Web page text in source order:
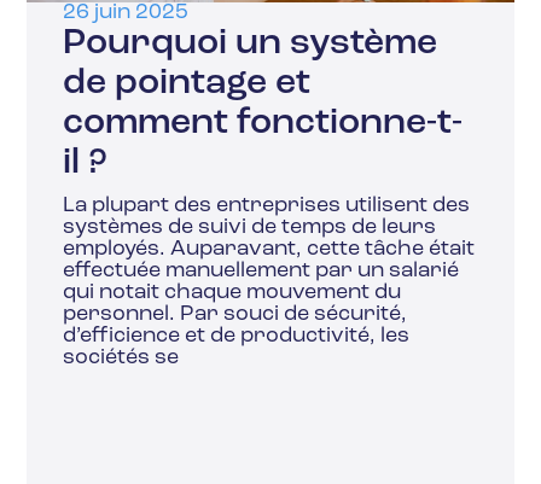
26 juin 2025
Pourquoi un système
de pointage et
comment fonctionne-t-
il ?
La plupart des entreprises utilisent des
systèmes de suivi de temps de leurs
employés. Auparavant, cette tâche était
effectuée manuellement par un salarié
qui notait chaque mouvement du
personnel. Par souci de sécurité,
d’efficience et de productivité, les
sociétés se